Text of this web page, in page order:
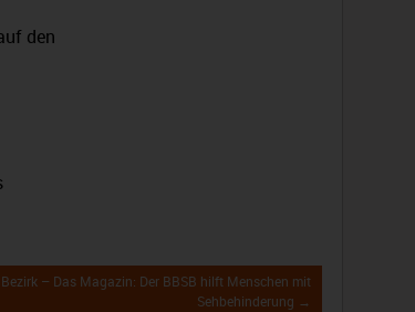
den
Bezirk – Das Magazin: Der BBSB hilft Menschen mit
Sehbehinderung →